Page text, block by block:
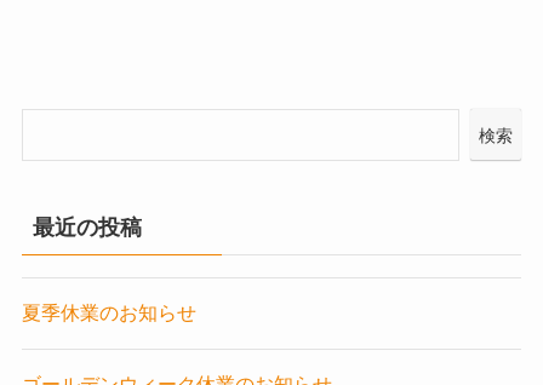
検索
最近の投稿
夏季休業のお知らせ